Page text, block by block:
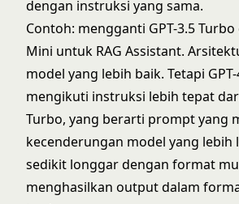
dengan instruksi yang sama.
Contoh: mengganti GPT-3.5 Turbo
Mini untuk RAG Assistant.
model yang lebih baik. Tetapi
mengikuti instruksi lebih tepat
Turbo, yang berarti prompt yang
kecenderungan model yang lebih
sedikit longgar dengan format
menghasilkan output dalam